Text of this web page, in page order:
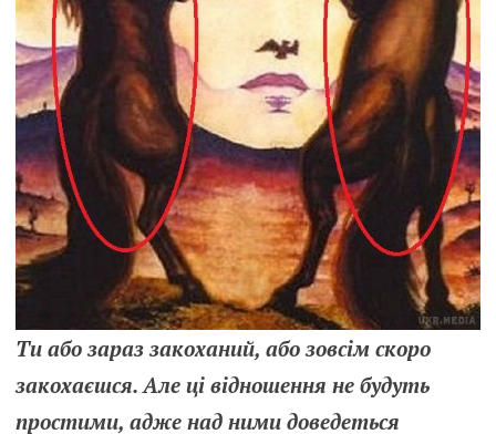
Ти або зараз закоханий, або зовсім скоро
закохаєшся. Але ці відношення не будуть
простими, адже над ними доведеться